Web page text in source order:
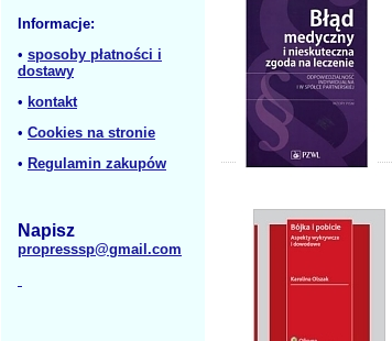
Informacje:
• sposoby płatności i
dostawy
• kontakt
• Cookies na stronie
• Regulamin zakupów
Napisz
propresssp@gmail.com